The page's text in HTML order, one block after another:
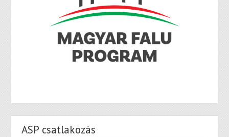
ASP csatlakozás